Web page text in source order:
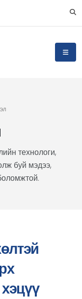
технологи,
буй мэдээ,